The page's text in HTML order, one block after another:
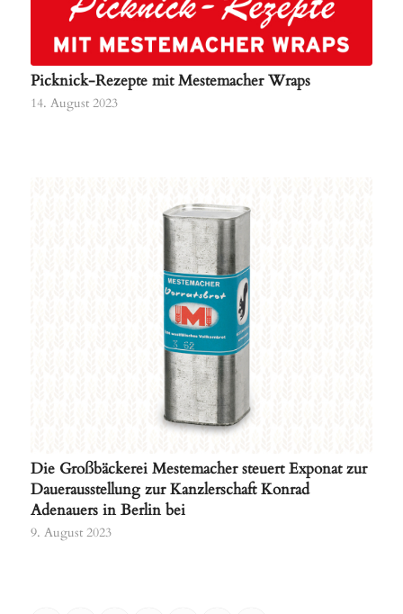
Picknick-Rezepte mit Mestemacher Wraps
14. August 2023
Die Großbäckerei Mestemacher steuert Exponat zur
Dauerausstellung zur Kanzlerschaft Konrad
Adenauers in Berlin bei
9. August 2023